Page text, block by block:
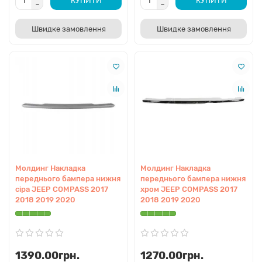
платформи. Відмінності можуть бути лише у
пластикових дифузорах вентиляторів охолодження
(один або два вентилятори), які кріпляться до
радіатора.
16. Як оформити доставку капота в інше
Оформіть замовлення на сайті, вибравши вантажне
відділення Нової Пошти (без обмежень по вазі). Ми
Готові розпочати
відновлення вашого
Jeep Compass?
Замовляйте оригінальні запчастини та
Швидке замовлення Швидке замовлення
Молдинг Накладка
переднього бампера нижня
сіра JEEP COMPASS 2017
2018 2019 2020
1390.00грн.
Молдинг Накладка
переднього бампера нижня
хром JEEP COMPASS 2017
2018 2019 2020
1270.00грн.